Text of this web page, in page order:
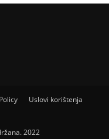
Uslovi korištenja
2022